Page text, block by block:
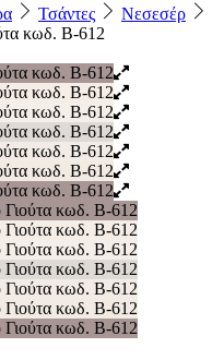
Τσάντες
Νεσεσέρ
κωδ. B-612